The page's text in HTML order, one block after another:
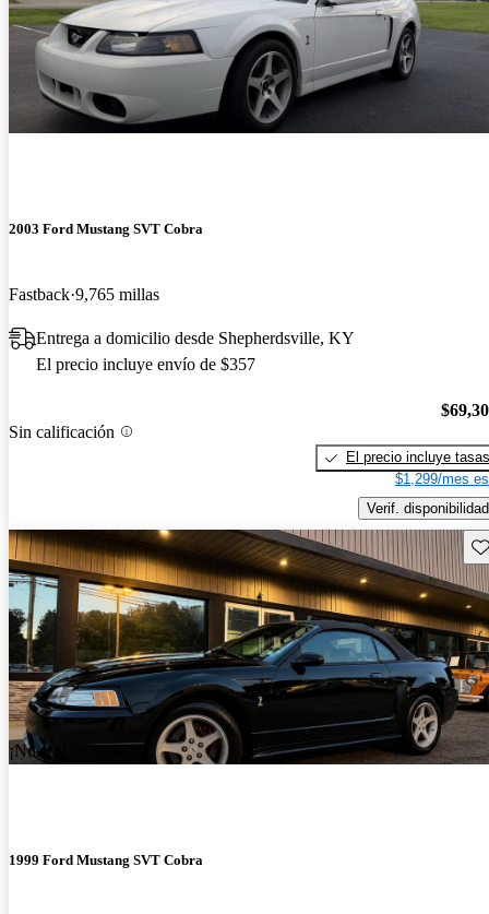
2003 Ford Mustang SVT Cobra
Fastback 9,765 millas
Entrega a domicilio desde Shepherdsville, KY
El precio incluye envío de $357
Sin calificación
El precio incluye tasas
$1,299/mes
Verif. disponibilidad
¡Nuevo!
1999 Ford Mustang SVT Cobra